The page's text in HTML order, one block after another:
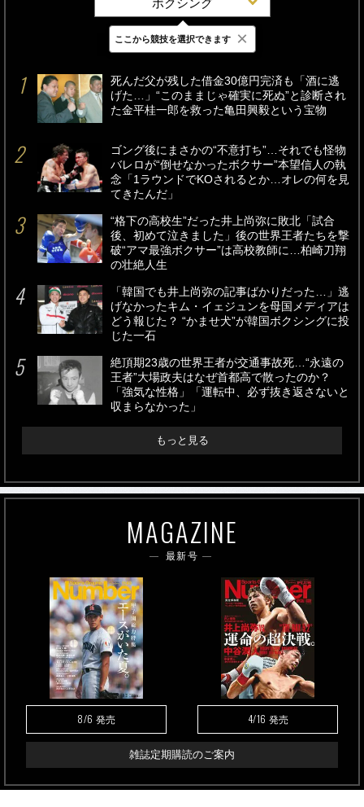
ボクシング
最新 24時間 週間
死んだ父が残した借金30億円完済も「酒に逃
げた…」“このままじゃ確実に死ぬ”と診断され
た金平桂一郎を救った亀田興毅という宝物
ゴング後にまさかの“不意打ち”…それでも怪物
バレロが“倒せなかったボクサー”本望信人の執
念「1ラウンドでKOされるとか…オレの何を見
てきたんだ」
“格下の高校生”だった井上尚弥に敗北「試合
後、初めて泣きました」後の世界王者たちを撃
破“アマ最強ボクサー”は高校教師に…柏崎刀翔
の壮絶人生
「韓国でも井上尚弥の記事ばかりだった…」逃
げなかったキム・イェジュンを母国メディアは
どう報じた？ “かませ犬”が韓国ボクシングに投
じた一石
絶頂期23歳の世界王者が交通事故死…“永遠の
王者”大場政夫はなぜ首都高で散ったのか？
「強気な性格」「運転中、必ず抜き返さないと
収まらなかった」
もっと見る
MAGAZINE
最新号
8/6 発売 4/16 発売
雑誌定期購読のご案内
ここから競技を選択できます ×